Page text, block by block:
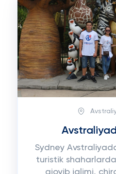
Sydney
turistik
ajoyib iqlimi,